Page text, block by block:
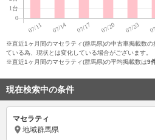
※直近1ヶ月間のマセラティ(群馬県)の中古車掲載数
ている為、現状とは変化している場合がございます。
※直近1ヶ月間のマセラティ(群馬県)の平均掲載数は9
現在検索中の条件
マセラティ
地域群馬県